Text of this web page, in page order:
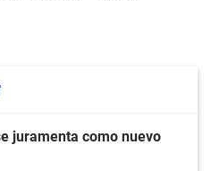
juramenta como nuevo